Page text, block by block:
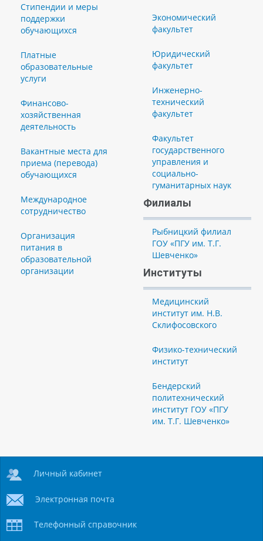
Стипендии и меры
поддержки
обучающихся
Платные
образовательные
услуги
Финансово-
хозяйственная
деятельность
Вакантные места для
приема (перевода)
обучающихся
Международное
сотрудничество
Организация
питания в
образовательной
организации
Экономический
факультет
Юридический
факультет
Инженерно-
технический
факультет
Факультет
государственного
управления и
социально-
гуманитарных наук
Филиалы
Рыбницкий филиал
ГОУ «ПГУ им. Т.Г.
Шевченко»
Институты
Медицинский
институт им. Н.В.
Склифосовского
Физико-технический
институт
Бендерский
политехнический
институт ГОУ «ПГУ
им. Т.Г. Шевченко»
Личный кабинет
Электронная почта
Телефонный справочник